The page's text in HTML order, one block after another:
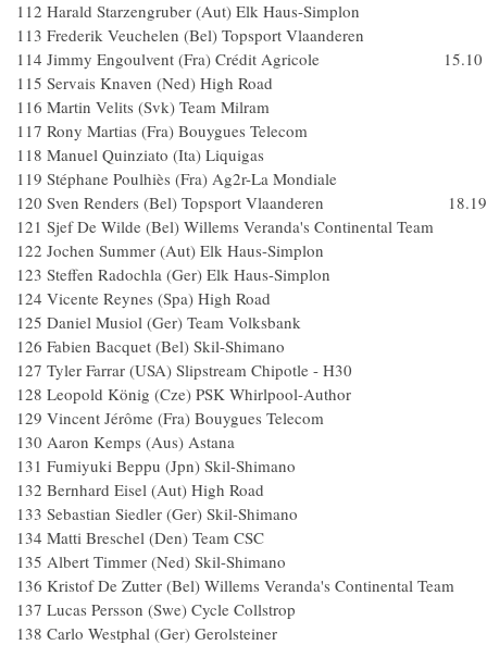
112 Harald Starzengruber (Aut) Elk Haus-Simplon
113 Frederik Veuchelen (Bel) Topsport Vlaanderen
114 Jimmy Engoulvent (Fra) Crédit Agricole 15.10
115 Servais Knaven (Ned) High Road
116 Martin Velits (Svk) Team Milram
117 Rony Martias (Fra) Bouygues Telecom
118 Manuel Quinziato (Ita) Liquigas
119 Stéphane Poulhiès (Fra) Ag2r-La Mondiale
120 Sven Renders (Bel) Topsport Vlaanderen 18.19
121 Sjef De Wilde (Bel) Willems Veranda's Continental
122 Jochen Summer (Aut) Elk Haus-Simplon
123 Steffen Radochla (Ger) Elk Haus-Simplon
124 Vicente Reynes (Spa) High Road
125 Daniel Musiol (Ger) Team Volksbank
126 Fabien Bacquet (Bel) Skil-Shimano
127 Tyler Farrar (USA) Slipstream Chipotle - H30
128 Leopold König (Cze) PSK Whirlpool-Author
129 Vincent Jérôme (Fra) Bouygues Telecom
130 Aaron Kemps (Aus) Astana
131 Fumiyuki Beppu (Jpn) Skil-Shimano
132 Bernhard Eisel (Aut) High Road
133 Sebastian Siedler (Ger) Skil-Shimano
134 Matti Breschel (Den) Team CSC
135 Albert Timmer (Ned) Skil-Shimano
136 Kristof De Zutter (Bel) Willems Veranda's Continental
137 Lucas Persson (Swe) Cycle Collstrop
138 Carlo Westphal (Ger) Gerolsteiner